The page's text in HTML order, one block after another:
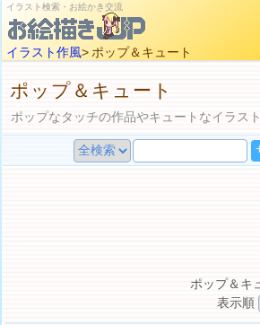
イラスト検索・お絵かき交流
イラスト作風> ポップ＆キュート
ポップ＆キュート
ポップなタッチの作品やキュートなイラス
ポップ＆キ
表示順